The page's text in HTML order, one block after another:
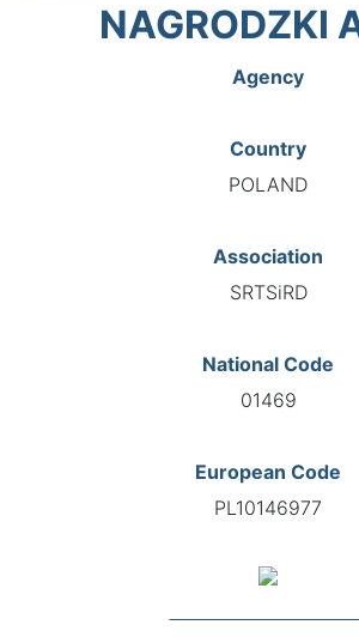
NAGRODZKI
Agency
Country
POLAND
Association
SRTSiRD
National Code
01469
European Code
PL10146977